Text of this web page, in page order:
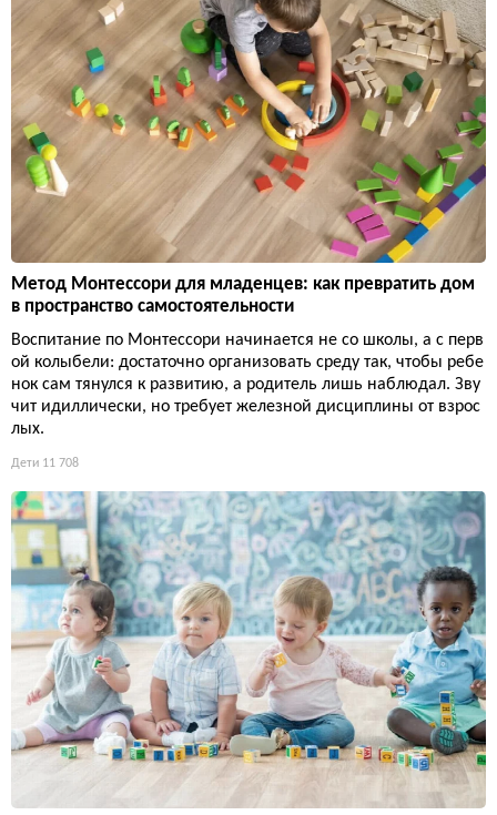
Метод Монтессори для младенцев: как превратить дом
в пространство самостоятельности
Воспитание по Монтессори начинается не со школы, а с перв
ой колыбели: достаточно организовать среду так, чтобы ребе
нок сам тянулся к развитию, а родитель лишь наблюдал. Зву
чит идиллически, но требует железной дисциплины от взрос
лых.
Дети 11 708